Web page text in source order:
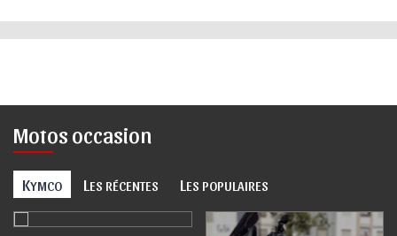
Motos occasion
KYMCO L ES RÉCENTES L ES POPULAIRES